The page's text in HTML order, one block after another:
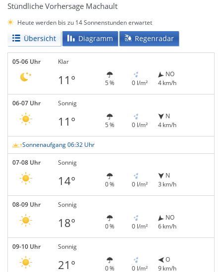
Stündliche Vorhersage Machault
Heute werden bis zu 14 Sonnenstunden erwartet
Übersicht Diagramm Regenradar
05-06 Uhr Klar
11° 5 % 0 l/m²
NO
4 km/h
06-07 Uhr Sonnig
11° 5 % 0 l/m²
N
4 km/h
Sonnenaufgang 06:32 Uhr
07-08 Uhr Sonnig
14° 0 % 0 l/m²
N
3 km/h
08-09 Uhr Sonnig
18° 0 % 0 l/m²
NO
6 km/h
09-10 Uhr Sonnig
21° 0 % 0 l/m²
O
9 km/h